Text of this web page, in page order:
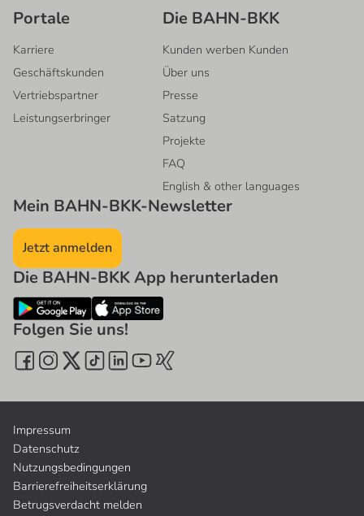
Portale
Karriere
Geschäftskunden
Vertriebspartner
Leistungserbringer
Die BAHN-BKK
Kunden werben Kunden
Über uns
Presse
Satzung
Projekte
FAQ
English & other languages
Mein BAHN-BKK-Newsletter
Jetzt anmelden
Die BAHN-BKK App herunterladen
Folgen Sie uns!
Impressum
Datenschutz
Nutzungsbedingungen
Barrierefreiheitserklärung
Betrugsverdacht melden